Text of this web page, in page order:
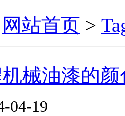
网站首页 >
械油漆的
04-19